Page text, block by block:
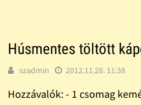
Húsmentes töltött
szadmin 2012.11.28. 11:38
Hozzávalók: - 1 csomag